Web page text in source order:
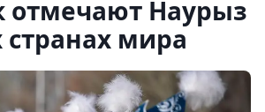
отмечают Наурыз
мира